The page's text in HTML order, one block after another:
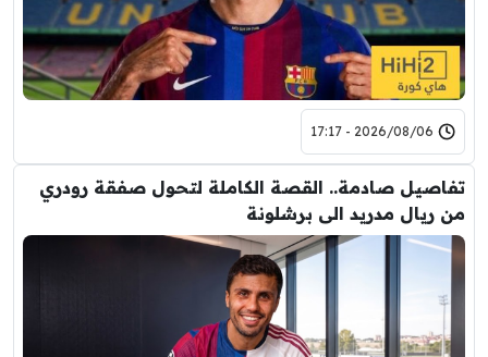
2026/08/06 - 17:17
تفاصيل صادمة.. القصة الكاملة لتحول صفقة رودري
من ريال مدريد الى برشلونة